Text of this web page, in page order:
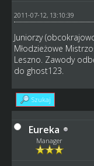
2011-07-12, 13:10:39
Juniorzy
Młodzieżowe
Leszno. Zawody
do ghost123.
Szukaj
Eureka
Manager